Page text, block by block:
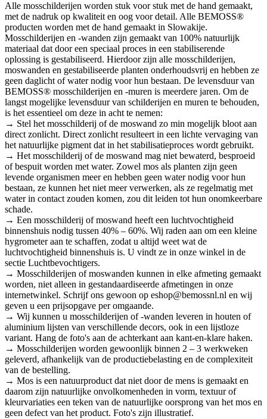
Alle mosschilderijen worden stuk voor stuk met de hand gemaakt,
met de nadruk op kwaliteit en oog voor detail. Alle BEMOSS®
producten worden met de hand gemaakt in Slowakije.
Mosschilderijen en -wanden zijn gemaakt van 100% natuurlijk
materiaal dat door een speciaal proces in een stabiliserende
oplossing is gestabiliseerd. Hierdoor zijn alle mosschilderijen,
moswanden en gestabiliseerde planten onderhoudsvrij en hebben ze
geen daglicht of water nodig voor hun bestaan. De levensduur van
BEMOSS® mosschilderijen en -muren is meerdere jaren. Om de
langst mogelijke levensduur van schilderijen en muren te behouden,
is het essentieel om deze in acht te nemen:
→ Stel het mosschilderij of de moswand zo min mogelijk bloot aan
direct zonlicht. Direct zonlicht resulteert in een lichte vervaging van
het natuurlijke pigment dat in het stabilisatieproces wordt gebruikt.
→ Het mosschilderij of de moswand mag niet bewaterd, besproeid
of bespuit worden met water. Zowel mos als planten zijn geen
levende organismen meer en hebben geen water nodig voor hun
bestaan, ze kunnen het niet meer verwerken, als ze regelmatig met
water in contact zouden komen, zou dit leiden tot hun onomkeerbare
schade.
→ Een mosschilderij of moswand heeft een luchtvochtigheid
binnenshuis nodig tussen 40% – 60%. Wij raden aan om een kleine
hygrometer aan te schaffen, zodat u altijd weet wat de
luchtvochtigheid binnenshuis is. U vindt ze in onze winkel in de
sectie Luchtbevochtigers.
→ Mosschilderijen of moswanden kunnen in elke afmeting gemaakt
worden, niet alleen in gestandaardiseerde afmetingen in onze
internetwinkel. Schrijf ons gewoon op eshop@bemossnl.nl en wij
geven u een prijsopgave per omgaande.
→ Wij kunnen u mosschilderijen of -wanden leveren in houten of
aluminium lijsten van verschillende decors, ook in een lijstloze
variant. Hang de foto's aan de achterkant aan kant-en-klare haken.
→ Mosschilderijen worden gewoonlijk binnen 2 – 3 werkweken
geleverd, afhankelijk van de productiebelasting en de complexiteit
van de bestelling.
→ Mos is een natuurproduct dat niet door de mens is gemaakt en
daarom zijn natuurlijke onvolkomenheden in vorm, textuur of
kleurvariaties een teken van de natuurlijke oorsprong van het mos en
geen defect van het product. Foto's zijn illustratief.